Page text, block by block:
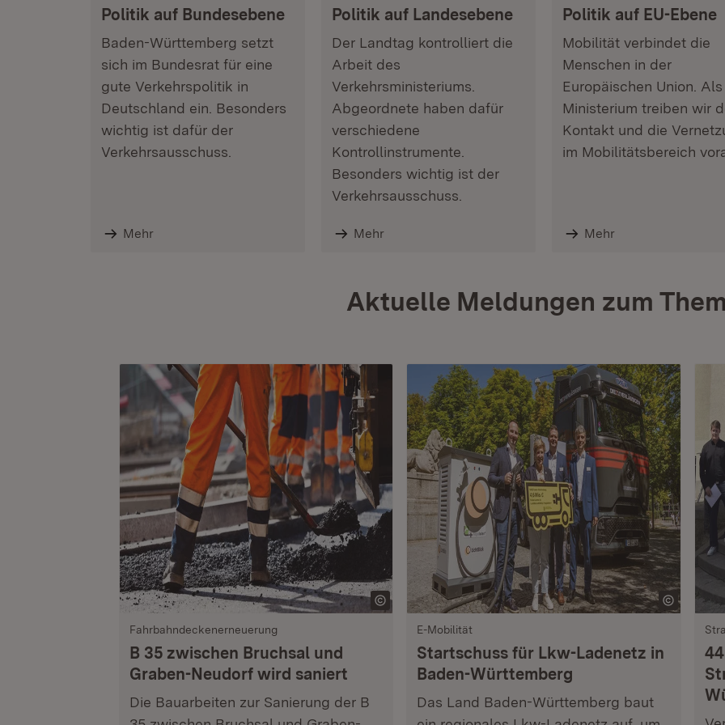
Politik auf Bundesebene
Baden-Württemberg setzt
sich im Bundesrat für eine
gute Verkehrspolitik in
Deutschland ein. Besonders
wichtig ist dafür der
Verkehrsausschuss.
Mehr
Politik auf Landesebene
Der Landtag kontrolliert die
Arbeit des
Verkehrsministeriums.
Abgeordnete haben dafür
verschiedene
Kontrollinstrumente.
Besonders wichtig ist der
Verkehrsausschuss.
Mehr
Politik auf EU-Ebene
Mobilität verbindet die
Menschen in der
Europäischen Union. Als
Ministerium treiben wir
Kontakt und die
im Mobilitätsbereich
Mehr
Aktuelle Meldungen zum
Fahrbahndeckenerneuerung
B 35 zwischen Bruchsal und
Graben-Neudorf wird saniert
Die Bauarbeiten zur Sanierung der B
E-Mobilität
Startschuss für Lkw-Ladenetz in
Baden-Württemberg
Das Land Baden-Württemberg baut